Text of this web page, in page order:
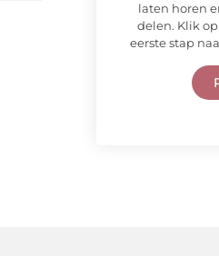
laten horen
delen. Klik
eerste stap